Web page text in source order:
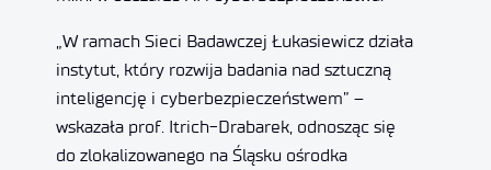
„W ramach Sieci Badawczej Łukasiewicz działa
instytut, który rozwija badania nad sztuczną
inteligencję i cyberbezpieczeństwem” –
wskazała prof. Itrich-Drabarek, odnosząc się
do zlokalizowanego na Śląsku ośrodka